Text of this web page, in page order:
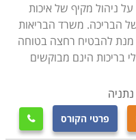
כל תחומי האחזקה
מערכת הסינון
חיצוניים כדוגמת
על פי סוג העבודה
תורת השמירה והפיקוח
וסטריליזציה כדוגמת
ניהול מקיף של איכות
הבריכה. משרד הבריאות
מנת להבטיח רחצה בטוחה
בריכות הינם מבוקשים
נתניה
פרטי הקורס 